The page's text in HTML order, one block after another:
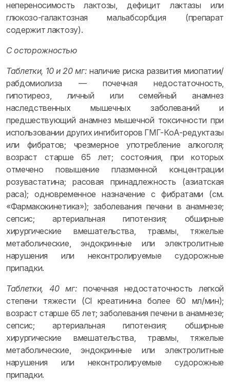
непереносимость лактозы, дефицит лактазы или
глюкозо-галактозная мальабсорбция (препарат
содержит лактозу).
С осторожностью
Таблетки, 10 и 20 мг: наличие риска развития миопатии/
рабдомиолиза — почечная недостаточность,
гипотиреоз, личный или семейный анамнез
наследственных мышечных заболеваний и
предшествующий анамнез мышечной токсичности при
использовании других ингибиторов ГМГ-КоА-редуктазы
или фибратов; чрезмерное употребление алкоголя;
возраст старше 65 лет; состояния, при которых
отмечено повышение плазменной концентрации
розувастатина; расовая принадлежность (азиатская
раса); одновременное назначение с фибратами (см.
«Фармакокинетика»); заболевания печени в анамнезе;
сепсис; артериальная гипотензия; обширные
хирургические вмешательства, травмы, тяжелые
метаболические, эндокринные или электролитные
нарушения или неконтролируемые судорожные
припадки.
Таблетки, 40 мг: почечная недостаточность легкой
степени тяжести (Cl креатинина более 60 мл/мин);
возраст старше 65 лет; заболевания печени в анамнезе;
сепсис; артериальная гипотензия; обширные
хирургические вмешательства, травмы, тяжелые
метаболические, эндокринные или электролитные
нарушения или неконтролируемые судорожные
припадки.